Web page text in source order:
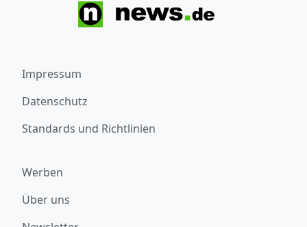
Impressum
Datenschutz
Standards und Richtlinien
Werben
Über uns